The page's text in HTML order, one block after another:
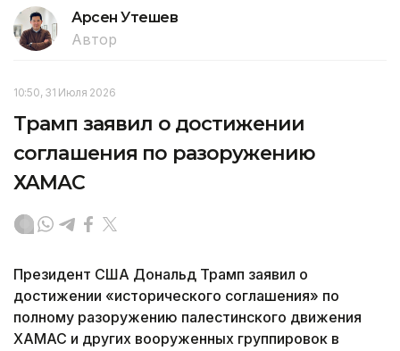
Арсен Утешев
Автор
10:50, 31 Июля 2026
Трамп заявил о достижении
соглашения по разоружению
ХАМАС
Президент США Дональд Трамп заявил о
достижении «исторического соглашения» по
полному разоружению палестинского движения
ХАМАС и других вооруженных группировок в